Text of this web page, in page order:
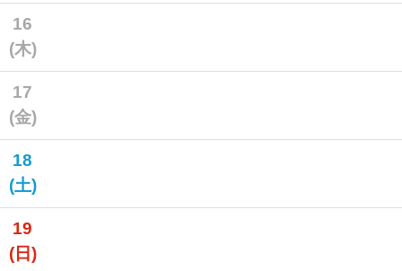
16
(木)
17
(金)
18
(土)
19
(日)